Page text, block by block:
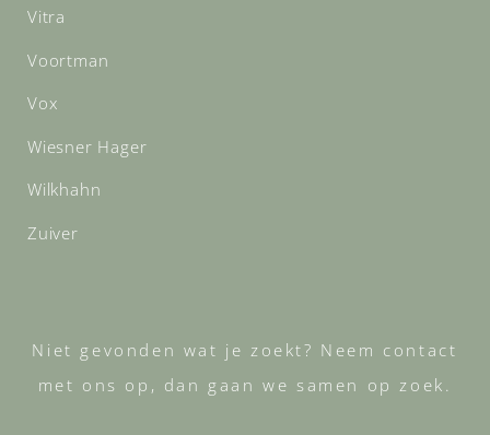
Vitra
Voortman
Vox
Wiesner Hager
Wilkhahn
Zuiver
Niet gevonden wat je zoekt? Neem contact
met ons op, dan gaan we samen op zoek.